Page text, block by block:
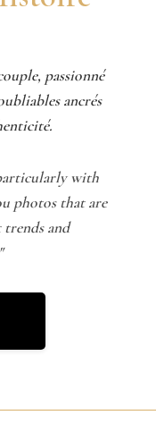
passionné
ancrés
with
photos that are
and